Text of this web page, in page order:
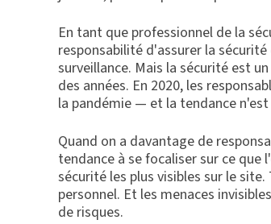
En tant que professionnel de la
responsabilité d'assurer la
surveillance. Mais la sécurité est
des années. En 2020, les
la pandémie — et la tendance
Quand on a davantage de
tendance à se focaliser sur ce
sécurité les plus visibles sur le
personnel. Et les menaces
de risques.